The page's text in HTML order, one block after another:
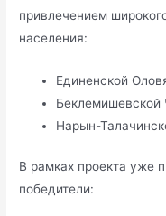
привлечением
населения:
Единенской
Беклемишевской
Нарын-
В рамках проекта уже
победители: